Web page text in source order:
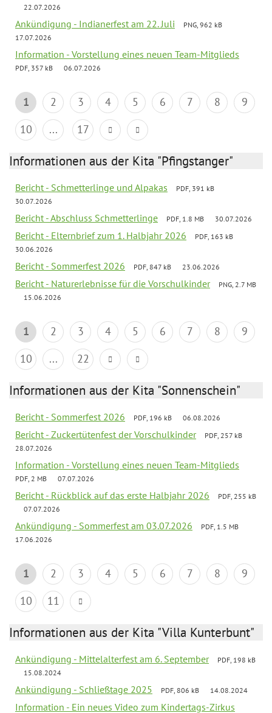
22.07.2026
Ankündigung - Indianerfest am 22. Juli
PNG, 962 kB
17.07.2026
Information - Vorstellung eines neuen Team-Mitglieds
PDF, 357 kB 06.07.2026
1 2 3 4 5 6 7 8
9
10
... 17
Informationen aus der Kita "Pfingstanger"
Bericht - Schmetterlinge und Alpakas
PDF, 391 kB
30.07.2026
Bericht - Abschluss Schmetterlinge PDF, 1.8 MB 30.07.2026
Bericht - Elternbrief zum 1. Halbjahr 2026
PDF, 163 kB
30.06.2026
Bericht - Sommerfest 2026 PDF, 847 kB 23.06.2026
Bericht - Naturerlebnisse für die Vorschulkinder
PNG, 2.7 MB
15.06.2026
1 2 3 4 5 6 7 8
9
10
... 22
Informationen aus der Kita "Sonnenschein"
Bericht - Sommerfest 2026 PDF, 196 kB 06.08.2026
Bericht - Zuckertütenfest der Vorschulkinder
PDF, 257 kB
28.07.2026
Information - Vorstellung eines neuen Team-Mitglieds
PDF, 2 MB 07.07.2026
Bericht - Rückblick auf das erste Halbjahr 2026
PDF, 255 kB
07.07.2026
Ankündigung - Sommerfest am 03.07.2026
PDF, 1.5 MB
17.06.2026
1 2 3 4 5 6 7 8
9
10
11
Informationen aus der Kita "Villa Kunterbunt"
Ankündigung - Mittelalterfest am 6. September
PDF, 198 kB
15.08.2024
Ankündigung - Schließtage 2025 PDF, 806 kB 14.08.2024
Information - Ein neues Video zum Kindertags-Zirkus